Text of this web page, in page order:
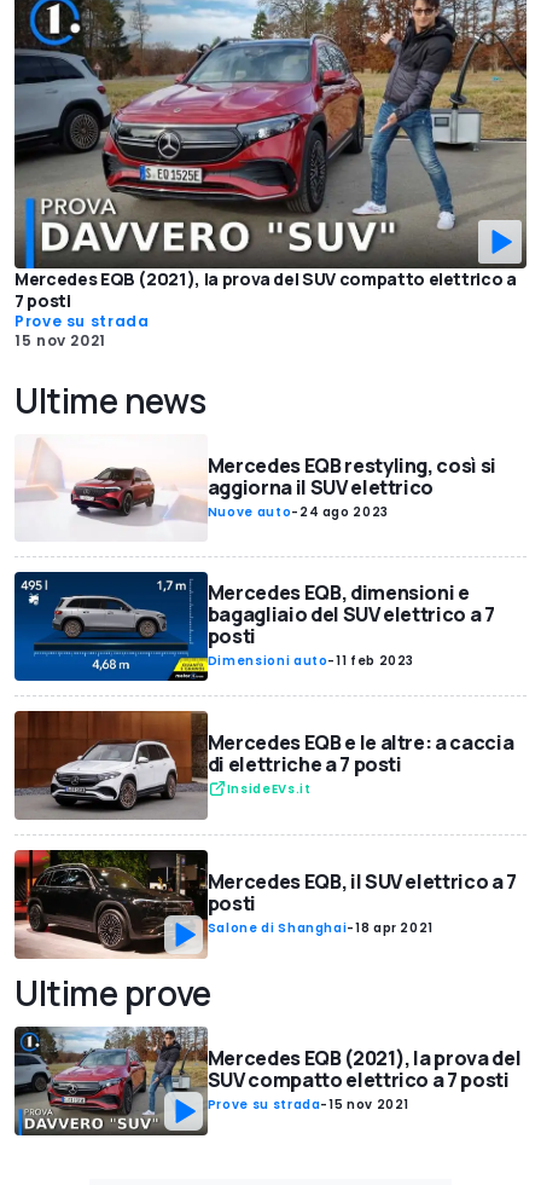
Mercedes EQB (2021), la prova del SUV compatto elettrico a
7 posti
Prove su strada
15 nov 2021
Ultime news
Mercedes EQB restyling, così si
aggiorna il SUV elettrico
Nuove auto- 24 ago 2023
Mercedes EQB, dimensioni e
bagagliaio del SUV elettrico a 7
posti
Dimensioni auto-11 feb 2023
Mercedes EQB e le altre: a caccia
di elettriche a 7 posti
InsideEVs.it
Mercedes EQB, il SUV elettrico a 7
posti
Salone di Shanghai-18 apr 2021
Ultime prove
Mercedes EQB (2021), la prova del
SUV compatto elettrico a 7 posti
Prove su strada-15 nov 2021